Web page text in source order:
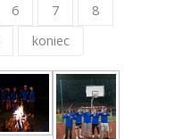
6 7
8
koniec